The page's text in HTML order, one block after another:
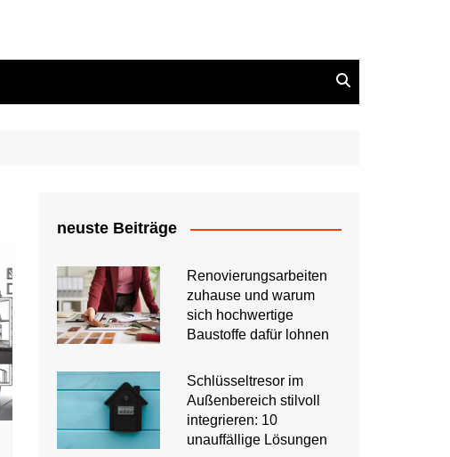
neuste Beiträge
Renovierungsarbeiten
zuhause und warum
sich hochwertige
Baustoffe dafür lohnen
Schlüsseltresor im
Außenbereich stilvoll
integrieren: 10
unauffällige Lösungen